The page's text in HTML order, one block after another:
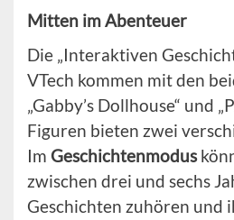
Mitten im Abenteuer
Die „Interaktiven
VTech kommen mit den
„Gabby’s Dollhouse“ und
Figuren bieten zwei
Im Geschichtenmodus
zwischen drei und sechs
Geschichten zuhören und